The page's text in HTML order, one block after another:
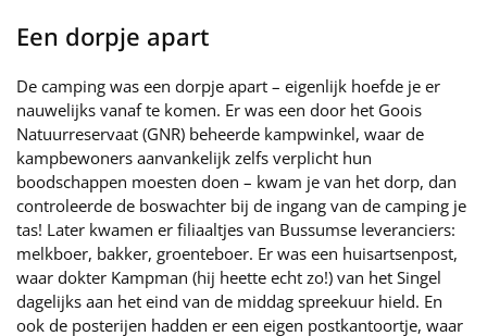
Een dorpje apart
De camping was een dorpje apart – eigenlijk hoefde je er
nauwelijks vanaf te komen. Er was een door het Goois
Natuurreservaat (GNR) beheerde kampwinkel, waar de
kampbewoners aanvankelijk zelfs verplicht hun
boodschappen moesten doen – kwam je van het dorp, dan
controleerde de boswachter bij de ingang van de camping je
tas! Later kwamen er filiaaltjes van Bussumse leveranciers:
melkboer, bakker, groenteboer. Er was een huisartsenpost,
waar dokter Kampman (hij heette echt zo!) van het Singel
dagelijks aan het eind van de middag spreekuur hield. En
ook de posterijen hadden er een eigen postkantoortje, waar